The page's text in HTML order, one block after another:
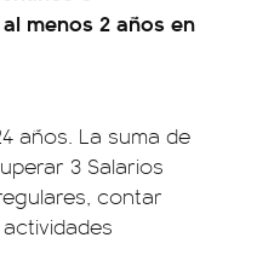
menos 2 años en
años. La suma de
3 Salarios
contar